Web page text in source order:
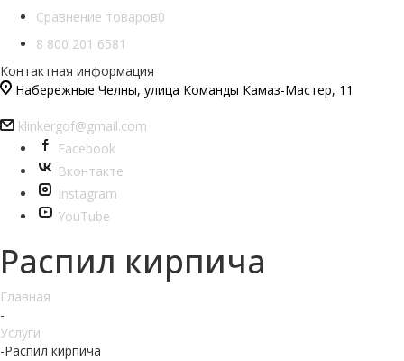
Сравнение товаров0
8 800 201 6581
Контактная информация
Набережные Челны, улица Команды Камаз-Мастер, 11
klinkergof@gmail.com
Facebook
Вконтакте
Instagram
YouTube
Распил кирпича
Главная
-
Услуги
-Распил кирпича